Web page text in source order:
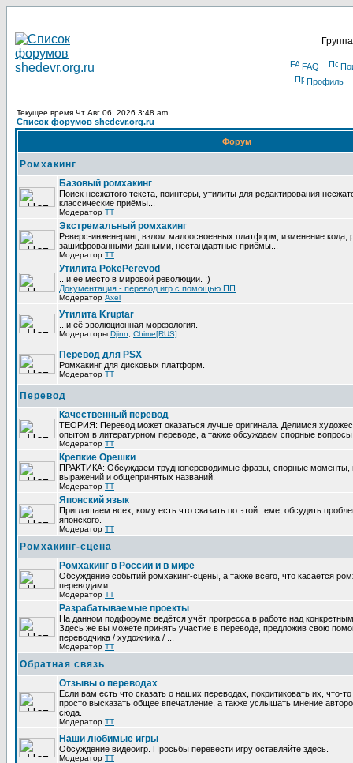
FAQ
Профиль
Текущее время Чт Авг 06, 2026 3:48 am
Список форумов shedevr.org.ru
Форум
Ромхакинг
Базовый ромхакинг
Поиск несжатого текста, поинтеры, утилиты для редактирования
классические приёмы...
Модератор TT
Экстремальный ромхакинг
Реверс-инженеринг, взлом малоосвоенных платформ, изменение кода,
зашифрованными данными, нестандартные приёмы...
Модератор TT
Утилита PokePerevod
...и её место в мировой революции. :)
Документация - перевод игр с помощью ПП
Модератор Axel
Утилита Kruptar
...и её эволюционная морфология.
Модераторы Djinn Chime[RUS]
Перевод для PSX
Ромхакинг для дисковых платформ.
Модератор TT
Перевод
Качественный перевод
ТЕОРИЯ: Перевод может оказаться лучше оригинала. Делимся
опытом в литературном переводе, а также обсуждаем спорные вопросы
Модератор TT
Крепкие Орешки
ПРАКТИКА: Обсуждаем труднопереводимые фразы, спорные моменты,
выражений и общепринятых названий.
Модератор TT
Японский язык
Приглашаем всех, кому есть что сказать по этой теме, обсудить
японского.
Модератор TT
Ромхакинг-сцена
Ромхакинг в России и в мире
Обсуждение событий ромхакинг-сцены, а также всего, что касается
переводами.
Модератор TT
Разрабатываемые проекты
На данном подфоруме ведётся учёт прогресса в работе над
Здесь же вы можете принять участие в переводе, предложив свою
переводчика / художника / ...
Модератор TT
Обратная связь
Отзывы о переводах
Если вам есть что сказать о наших переводах, покритиковать их, что-
просто высказать общее впечатление, а также услышать мнение
сюда.
Модератор TT
Наши любимые игры
Обсуждение видеоигр. Просьбы перевести игру оставляйте здесь.
Модератор TT